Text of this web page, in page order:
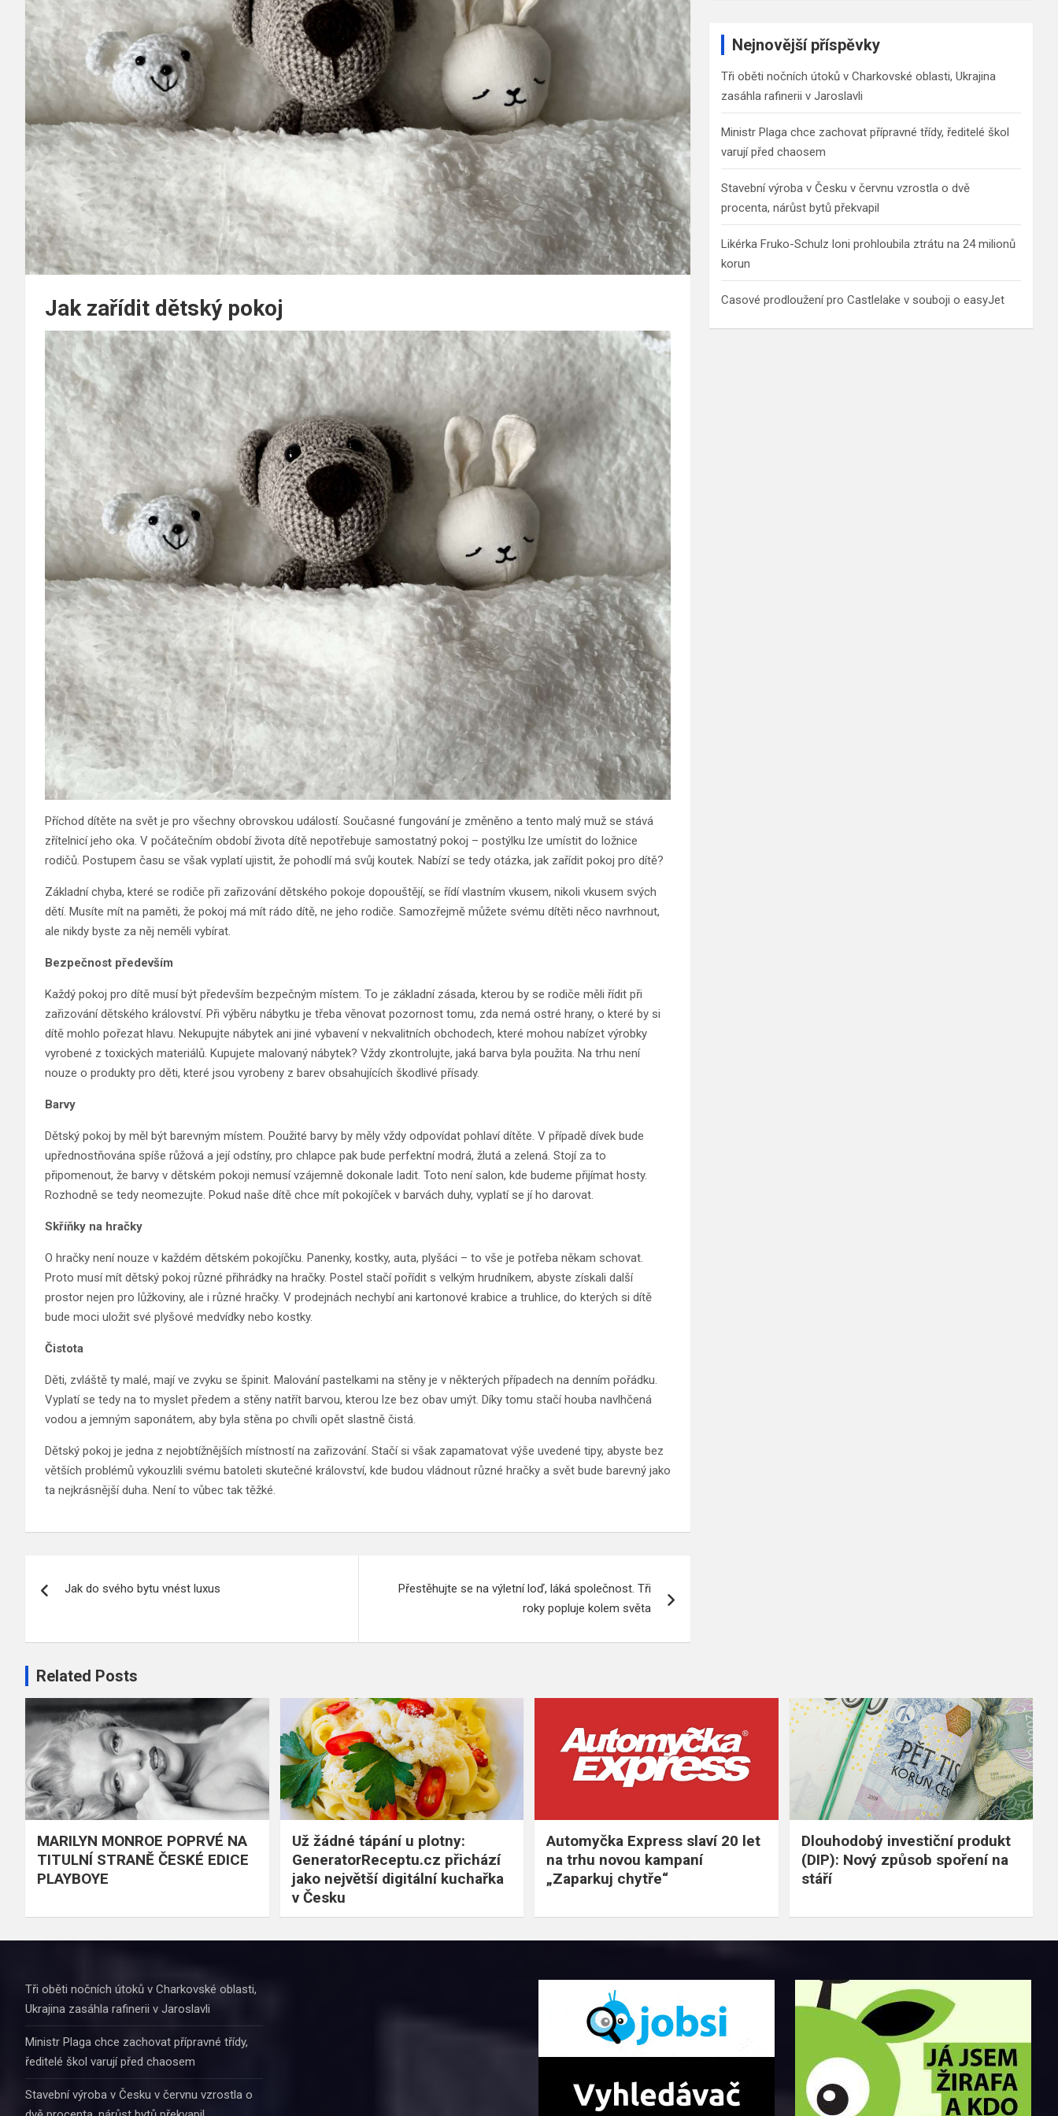
Jak zařídit dětský pokoj
Příchod dítěte na svět je pro všechny obrovskou událostí. Současné fungování je změněno a tento malý muž se stává
zřítelnicí jeho oka. V počátečním období života dítě nepotřebuje samostatný pokoj – postýlku lze umístit do ložnice
rodičů. Postupem času se však vyplatí ujistit, že pohodlí má svůj koutek. Nabízí se tedy otázka, jak zařídit pokoj pro dítě?
Základní chyba, které se rodiče při zařizování dětského pokoje dopouštějí, se řídí vlastním vkusem, nikoli vkusem svých
dětí. Musíte mít na paměti, že pokoj má mít rádo dítě, ne jeho rodiče. Samozřejmě můžete svému dítěti něco navrhnout,
ale nikdy byste za něj neměli vybírat.
Bezpečnost především
Každý pokoj pro dítě musí být především bezpečným místem. To je základní zásada, kterou by se rodiče měli řídit při
zařizování dětského království. Při výběru nábytku je třeba věnovat pozornost tomu, zda nemá ostré hrany, o které by si
dítě mohlo pořezat hlavu. Nekupujte nábytek ani jiné vybavení v nekvalitních obchodech, které mohou nabízet výrobky
vyrobené z toxických materiálů. Kupujete malovaný nábytek? Vždy zkontrolujte, jaká barva byla použita. Na trhu není
nouze o produkty pro děti, které jsou vyrobeny z barev obsahujících škodlivé přísady.
Barvy
Dětský pokoj by měl být barevným místem. Použité barvy by měly vždy odpovídat pohlaví dítěte. V případě dívek bude
upřednostňována spíše růžová a její odstíny, pro chlapce pak bude perfektní modrá, žlutá a zelená. Stojí za to
připomenout, že barvy v dětském pokoji nemusí vzájemně dokonale ladit. Toto není salon, kde budeme přijímat hosty.
Rozhodně se tedy neomezujte. Pokud naše dítě chce mít pokojíček v barvách duhy, vyplatí se jí ho darovat.
Skříňky na hračky
O hračky není nouze v každém dětském pokojíčku. Panenky, kostky, auta, plyšáci – to vše je potřeba někam schovat.
Proto musí mít dětský pokoj různé přihrádky na hračky. Postel stačí pořídit s velkým hrudníkem, abyste získali další
prostor nejen pro lůžkoviny, ale i různé hračky. V prodejnách nechybí ani kartonové krabice a truhlice, do kterých si dítě
bude moci uložit své plyšové medvídky nebo kostky.
Čistota
Děti, zvláště ty malé, mají ve zvyku se špinit. Malování pastelkami na stěny je v některých případech na denním pořádku.
Vyplatí se tedy na to myslet předem a stěny natřít barvou, kterou lze bez obav umýt. Díky tomu stačí houba navlhčená
vodou a jemným saponátem, aby byla stěna po chvíli opět slastně čistá.
Dětský pokoj je jedna z nejobtížnějších místností na zařizování. Stačí si však zapamatovat výše uvedené tipy, abyste bez
větších problémů vykouzlili svému batoleti skutečné království, kde budou vládnout různé hračky a svět bude barevný jako
ta nejkrásnější duha. Není to vůbec tak těžké.
pro
příspěvek
Jak do svého bytu vnést luxus
Přestěhujte se na výletní loď, láká společnost. Tři
roky popluje kolem světa
Nejnovější příspěvky
Tři oběti nočních útoků v Charkovské oblasti, Ukrajina
zasáhla rafinerii v Jaroslavli
Ministr Plaga chce zachovat přípravné třídy, ředitelé škol
varují před chaosem
Stavební výroba v Česku v červnu vzrostla o dvě
procenta, nárůst bytů překvapil
Likérka Fruko-Schulz loni prohloubila ztrátu na 24 milionů
korun
Casové prodloužení pro Castlelake v souboji o easyJet
Related Posts
MARILYN MONROE POPRVÉ NA
TITULNÍ STRANĚ ČESKÉ EDICE
PLAYBOYE
Už žádné tápání u plotny:
GeneratorReceptu.cz přichází
jako největší digitální kuchařka
v Česku
Automyčka Express slaví 20 let
na trhu novou kampaní
„Zaparkuj chytře“
Dlouhodobý investiční produkt
(DIP): Nový způsob spoření na
stáří
Tři oběti nočních útoků v Charkovské oblasti,
Ukrajina zasáhla rafinerii v Jaroslavli
Ministr Plaga chce zachovat přípravné třídy,
ředitelé škol varují před chaosem
Stavební výroba v Česku v červnu vzrostla o